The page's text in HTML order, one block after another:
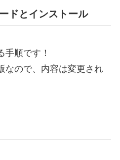
ドとインストール
手順です！
なので、内容は変更され